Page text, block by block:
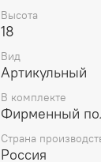
Высота
18
Вид
Артикульный
В комплекте
Фирменный
Страна
Россия